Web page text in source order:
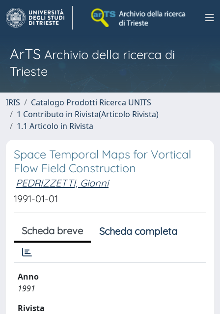
ArTS Archivio della ricerca di
Trieste
IRIS
Catalogo Prodotti Ricerca UNITS
1 Contributo in Rivista(Articolo Rivista)
1.1 Articolo in Rivista
Space Temporal Maps for Vortical
Flow Field Construction
PEDRIZZETTI, Gianni
1991-01-01
Scheda breve Scheda completa
Anno
1991
Rivista